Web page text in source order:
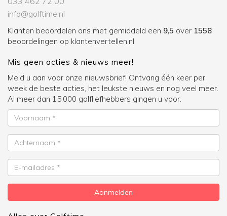
info@golftime.nl
Klanten beoordelen ons met gemiddeld een 9,5 over 1558
beoordelingen op klantenvertellen.nl
Mis geen acties & nieuws meer!
Meld u aan voor onze nieuwsbrief! Ontvang één keer per
week de beste acties, het leukste nieuws en nog veel meer.
Al meer dan 15.000 golfliefhebbers gingen u voor.
Voornaam
Achternaam
E-
mailadres
Aanmelden